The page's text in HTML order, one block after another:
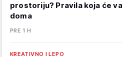
prostoriju? Pravila koja će
doma
PRE 1 H
KREATIVNO I LEPO